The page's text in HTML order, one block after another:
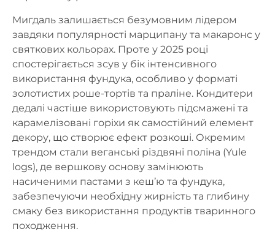
Мигдаль залишається безумовним лідером
завдяки популярності марципану та макаронс у
святкових кольорах. Проте у 2025 році
спостерігається зсув у бік інтенсивного
використання фундука, особливо у форматі
золотистих роше-тортів та праліне. Кондитери
дедалі частіше використовують підсмажені та
карамелізовані горіхи як самостійний елемент
декору, що створює ефект розкоші. Окремим
трендом стали веганські різдвяні поліна (Yule
logs), де вершкову основу замінюють
насиченими пастами з кеш’ю та фундука,
забезпечуючи необхідну жирність та глибину
смаку без використання продуктів тваринного
походження.